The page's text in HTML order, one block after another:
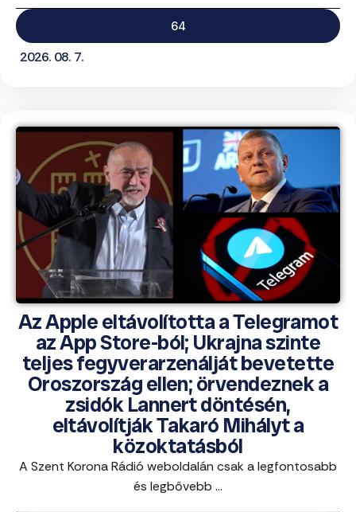
64
2026. 08. 7.
Az Apple eltávolította a Telegramot
az App Store-ból; Ukrajna szinte
teljes fegyverarzenálját bevetette
Oroszország ellen; örvendeznek a
zsidók Lannert döntésén,
eltávolítják Takaró Mihályt a
közoktatásból
A Szent Korona Rádió weboldalán csak a legfontosabb
és legbővebb ...